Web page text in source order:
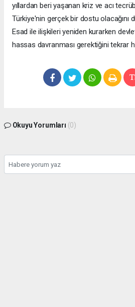
yıllardan beri yaşanan kriz ve acı
Türkiye'nin gerçek bir dostu olacağını
Esad ile ilişkileri yeniden kurarken
hassas davranması gerektiğini tekrar
Okuyu Yorumları (0)